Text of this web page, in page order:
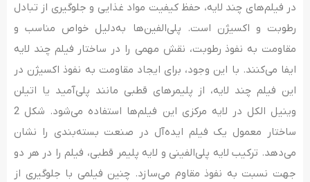
در فیلم‌های چند لایه، حفظ کیفیت مواد غذایی و جلوگیری از تبادل
رطوبت و اکسیژن است. پلی‌الفین‌ها به‌دلیل خواص مناسب و
مقاومت به نفوذ رطوبت، نقش مهمی را در ساختار فیلم چند لایه
ایفا می‌کنند. با این وجود، برای ایجاد مقاومت به نفوذ اکسیژن در
این فیلم چند لایه، از پلیمرهای قطبی مانند پلی‌آمید یا اتیلن
وینیل الکل در لایه مرکزی این فیلم‌ها استفاده می‌شود. شکل 2
ساختار معمول یک فیلم ایده‌آل در صنعت بسته‌بندی را نشان
می‌دهد. ترکیب لایه پلی‌الفینی و لایه پلیمر قطبی، فیلم را در هر دو
جهت نسبت به نفوذ مقاوم می‌سازد. چنین فیلمی با جلوگیری از